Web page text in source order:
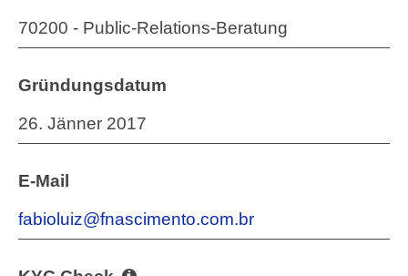
70200 - Public-Relations-Beratung
Gründungsdatum
26. Jänner 2017
E-Mail
fabioluiz@fnascimento.com.br